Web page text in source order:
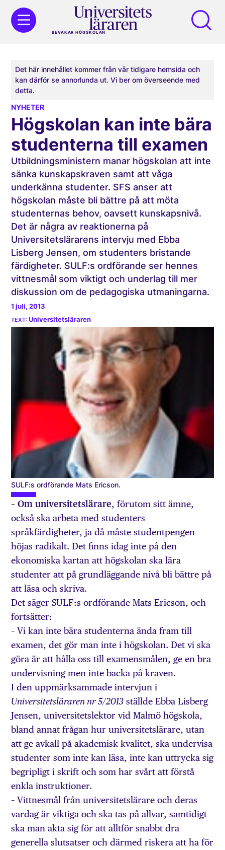
BEVAKAR HÖGSKOLAN
Det här innehållet kommer från vår tidigare hemsida och
kan därför se annorlunda ut. Vi ber om överseende med
detta.
NYHETER
Högskolan kan inte bära
studenterna till examen
Utbildningsministern manar högskolan att inte
sänka kunskapskraven samt att våga
underkänna studenter. SFS anser att
högskolan måste bli bättre på att möta
studenternas behov, oavsett kunskapsnivå.
Det är några av reaktionerna på
Universitetslärarens intervju med Ebba
Lisberg Jensen, om studenters bristande
färdigheter. SULF:s ordförande ser hennes
vittnesmål som viktigt och underlag till mer
diskussion om de pedagogiska utmaningarna.
1 juli, 2013
Universitetsläraren
SULF:s ordförande Mats Ericson.
– Om universitetslärare, förutom sitt ämne,
också ska arbeta med studenters
språkfärdigheter, ja då måste studentpengen
höjas radikalt. Det finns idag inte på den
ekonomiska kartan att högskolan ska lära
studenter att på grundläggande nivå bli bättre på
att läsa och skriva.
Det säger SULF:s ordförande Mats Ericson, och
fortsätter:
– Vi kan inte bära studenterna ända fram till
examen, det gör man inte i högskolan. Det vi ska
göra är att hålla oss till examensmålen, ge en bra
undervisning men inte backa på kraven.
I den uppmärksammade intervjun i
Universitetsläraren nr 5/2013 ställde Ebba Lisberg
Jensen, universitetslektor vid Malmö högskola,
bland annat frågan hur universitetslärare, utan
att ge avkall på akademisk kvalitet, ska undervisa
studenter som inte kan läsa, inte kan uttrycka sig
begripligt i skrift och som har svårt att förstå
enkla instruktioner.
– Vittnesmål från universitetslärare och deras
vardag är viktiga och ska tas på allvar, samtidigt
ska man akta sig för att alltför snabbt dra
generella slutsatser och därmed riskera att ha för